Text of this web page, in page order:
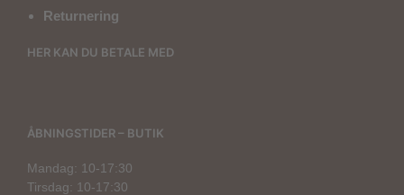
Returnering
HER KAN DU BETALE MED
ÅBNINGSTIDER – BUTIK
Mandag: 10-17:30
Tirsdag: 10-17:30